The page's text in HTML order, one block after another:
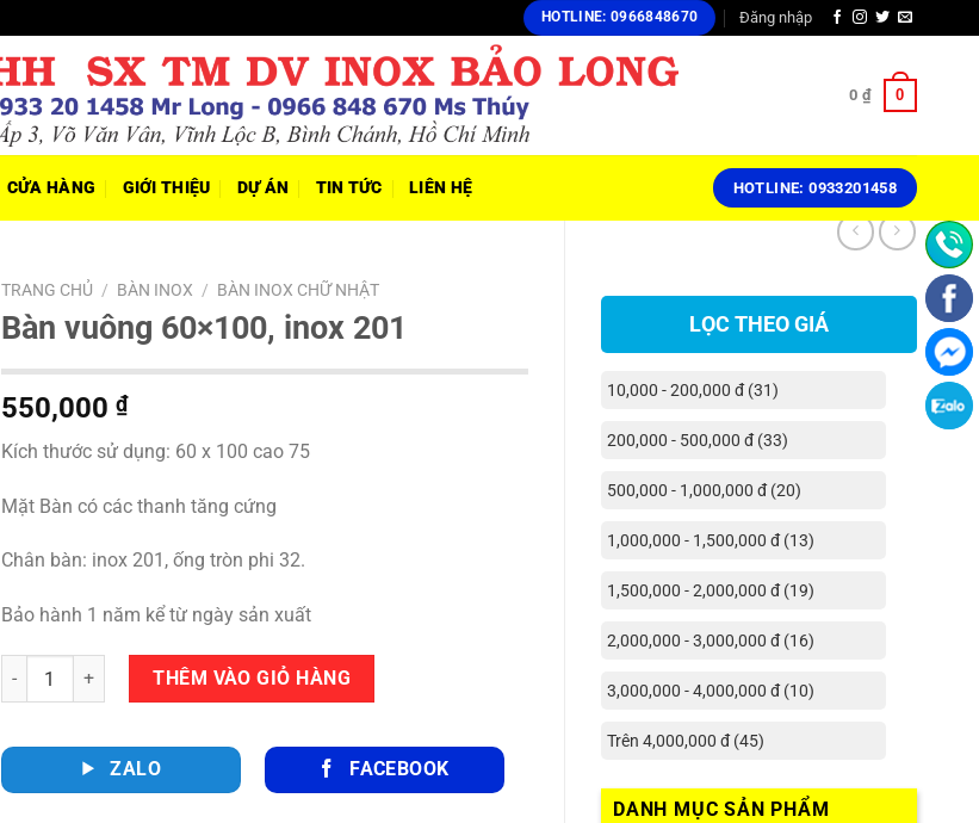
HOTLINE: 0966848670 Đăng nhập
0 ₫ 0
CỬA HÀNG GIỚI THIỆU DỰ ÁN TIN TỨC LIÊN HỆ HOTLINE: 0933201458
LỌC THEO GIÁ
10,000 - 200,000 đ (31)
200,000 - 500,000 đ (33)
500,000 - 1,000,000 đ (20)
1,000,000 - 1,500,000 đ (13)
1,500,000 - 2,000,000 đ (19)
2,000,000 - 3,000,000 đ (16)
3,000,000 - 4,000,000 đ (10)
Trên 4,000,000 đ (45)
DANH MỤC SẢN PHẨM
TRANG CHỦ / BÀN INOX / BÀN INOX CHỮ NHẬT
Bàn vuông 60×100, inox 201
550,000 ₫
Kích thước sử dụng: 60 x 100 cao 75
Mặt Bàn có các thanh tăng cứng
Chân bàn: inox 201, ống tròn phi 32.
Bảo hành 1 năm kể từ ngày sản xuất
Số lượng THÊM VÀO GIỎ HÀNG
ZALO FACEBOOK